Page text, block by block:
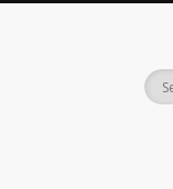
Plaffeien